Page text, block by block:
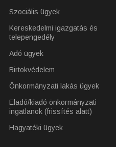
Szociális ügyek
Kereskedelmi igazgatás és
telepengedély
Adó ügyek
Birtokvédelem
Önkormányzati lakás ügyek
Eladó/kiadó önkormányzati
ingatlanok (frissítés alatt)
Hagyatéki ügyek